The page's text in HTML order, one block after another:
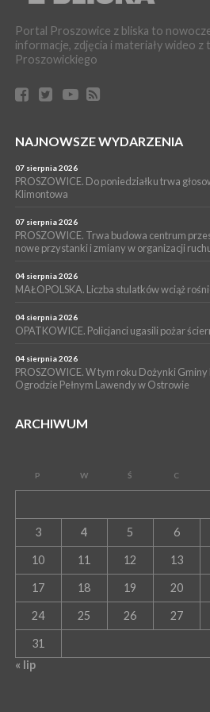
PROSZOWICE. Dzień Otwarty z
WYDARZENIA
17 lipca 2026
bezpłatne warsztaty realizowane w
[ZDJĘCIA]
16 lipca 2026
Pałecznicy będą obsługiwani w
WYDARZENIA
PROSZOWICE. W parku Warsztaty
NOC CIEM
15 lipca 2026
PROSZOWICE. Już za tydzień kolejne
Portal Proszowice z bliska to
informacje, zdjęcia i materiały wideo
Proszowickiego
NAJNOWSZE WYDARZENIA
07 sierpnia 2026
PROSZOWICE. Do poniedziałku trwa
Klimontowa
07 sierpnia 2026
PROSZOWICE. Trwa budowa centrum
nowe przystanki i zmiany w organizacji
04 sierpnia 2026
MAŁOPOLSKA. Liczba stulatków wciąż
04 sierpnia 2026
OPATKOWICE. Policjanci ugasili pożar
04 sierpnia 2026
PROSZOWICE. W tym roku Dożynki
Ogrodzie Pełnym Lawendy w Ostrowie
ARCHIWUM
P W Ś C
3 4 5 6
10 11 12 13
17 18 19 20
24 25 26 27
31
« lip